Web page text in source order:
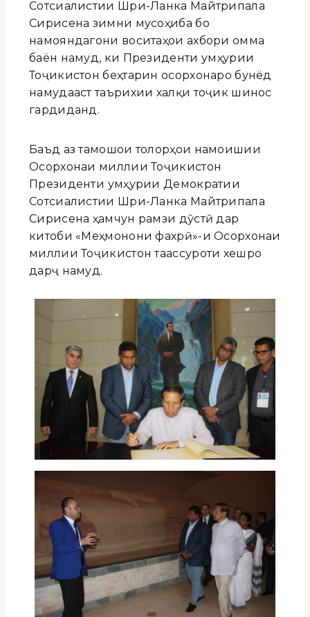
Сотсиалистии Шри-Ланка Майтрипала
Сирисена зимни мусоҳиба бо
намояндагони воситаҳои ахбори омма
баён намуд, ки Президенти Ҷумҳурии
Тоҷикистон беҳтарин осорхонаро бунёд
намудааст таърихии халқи тоҷик шинос
гардиданд.
Баъд аз тамошои толорҳои намоишии
Осорхонаи миллии Тоҷикистон
Президенти Ҷумҳурии Демократии
Сотсиалистии Шри-Ланка Майтрипала
Сирисена ҳамчун рамзи дӯстӣ дар
китоби «Меҳмонони фахрӣ»-и Осорхонаи
миллии Тоҷикистон таассуроти хешро
дарҷ намуд.